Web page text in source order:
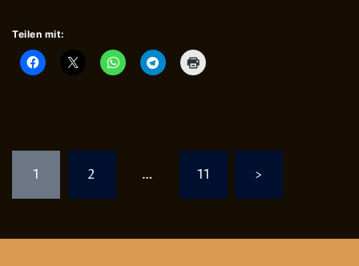
Teilen mit:
der
Beiträge
1 2 … 11 >